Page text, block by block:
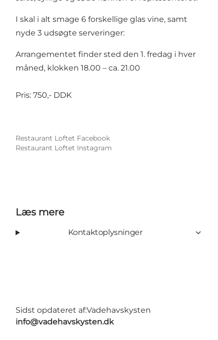
I skal i alt smage 6 forskellige glas vine, samt
nyde 3 udsøgte serveringer:
Arrangementet finder sted den 1. fredag i hver
måned, klokken 18.00 – ca. 21.00
Pris: 750,- DDK
Restaurant Loftet Facebook
Restaurant Loftet Instagram
Læs mere
Kontaktoplysninger
Sidst opdateret af:Vadehavskysten
info@vadehavskysten.dk